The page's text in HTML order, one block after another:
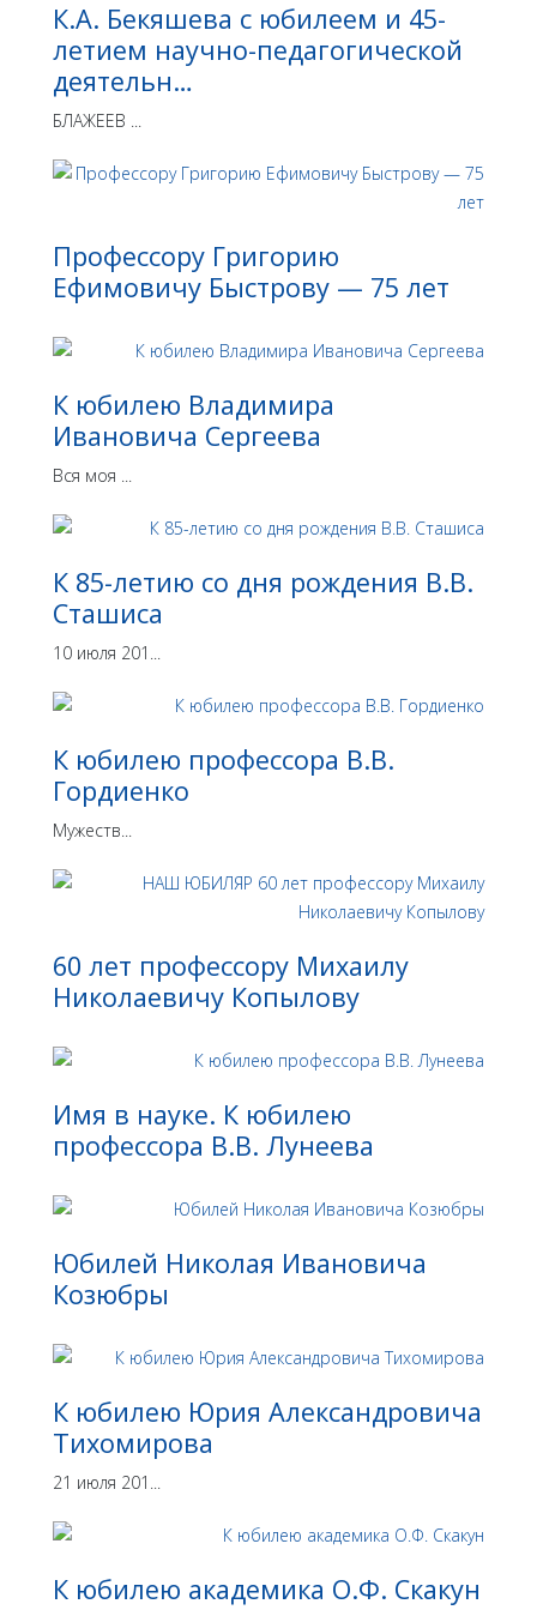
К.А. Бекяшева с юбилеем и 45-
летием научно-педагогической
деятельн…
БЛАЖЕЕВ ...
Профессору Григорию
Ефимовичу Быстрову — 75 лет
К юбилею Владимира
Ивановича Сергеева
Вся моя ...
К 85-летию со дня рождения В.В.
Сташиса
10 июля 201...
К юбилею профессора В.В.
Гордиенко
Мужеств...
60 лет профессору Михаилу
Николаевичу Копылову
Имя в науке. К юбилею
профессора В.В. Лунеева
Юбилей Николая Ивановича
Козюбры
К юбилею Юрия Александровича
Тихомирова
21 июля 201...
К юбилею академика О.Ф. Скакун